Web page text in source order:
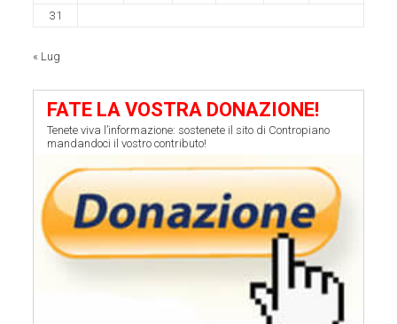
31
« Lug
FATE LA VOSTRA DONAZIONE!
Tenete viva l’informazione: sostenete il sito di Contropiano
mandandoci il vostro contributo!